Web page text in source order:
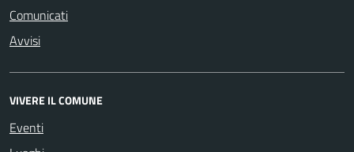
Comunicati
Avvisi
VIVERE IL COMUNE
Eventi